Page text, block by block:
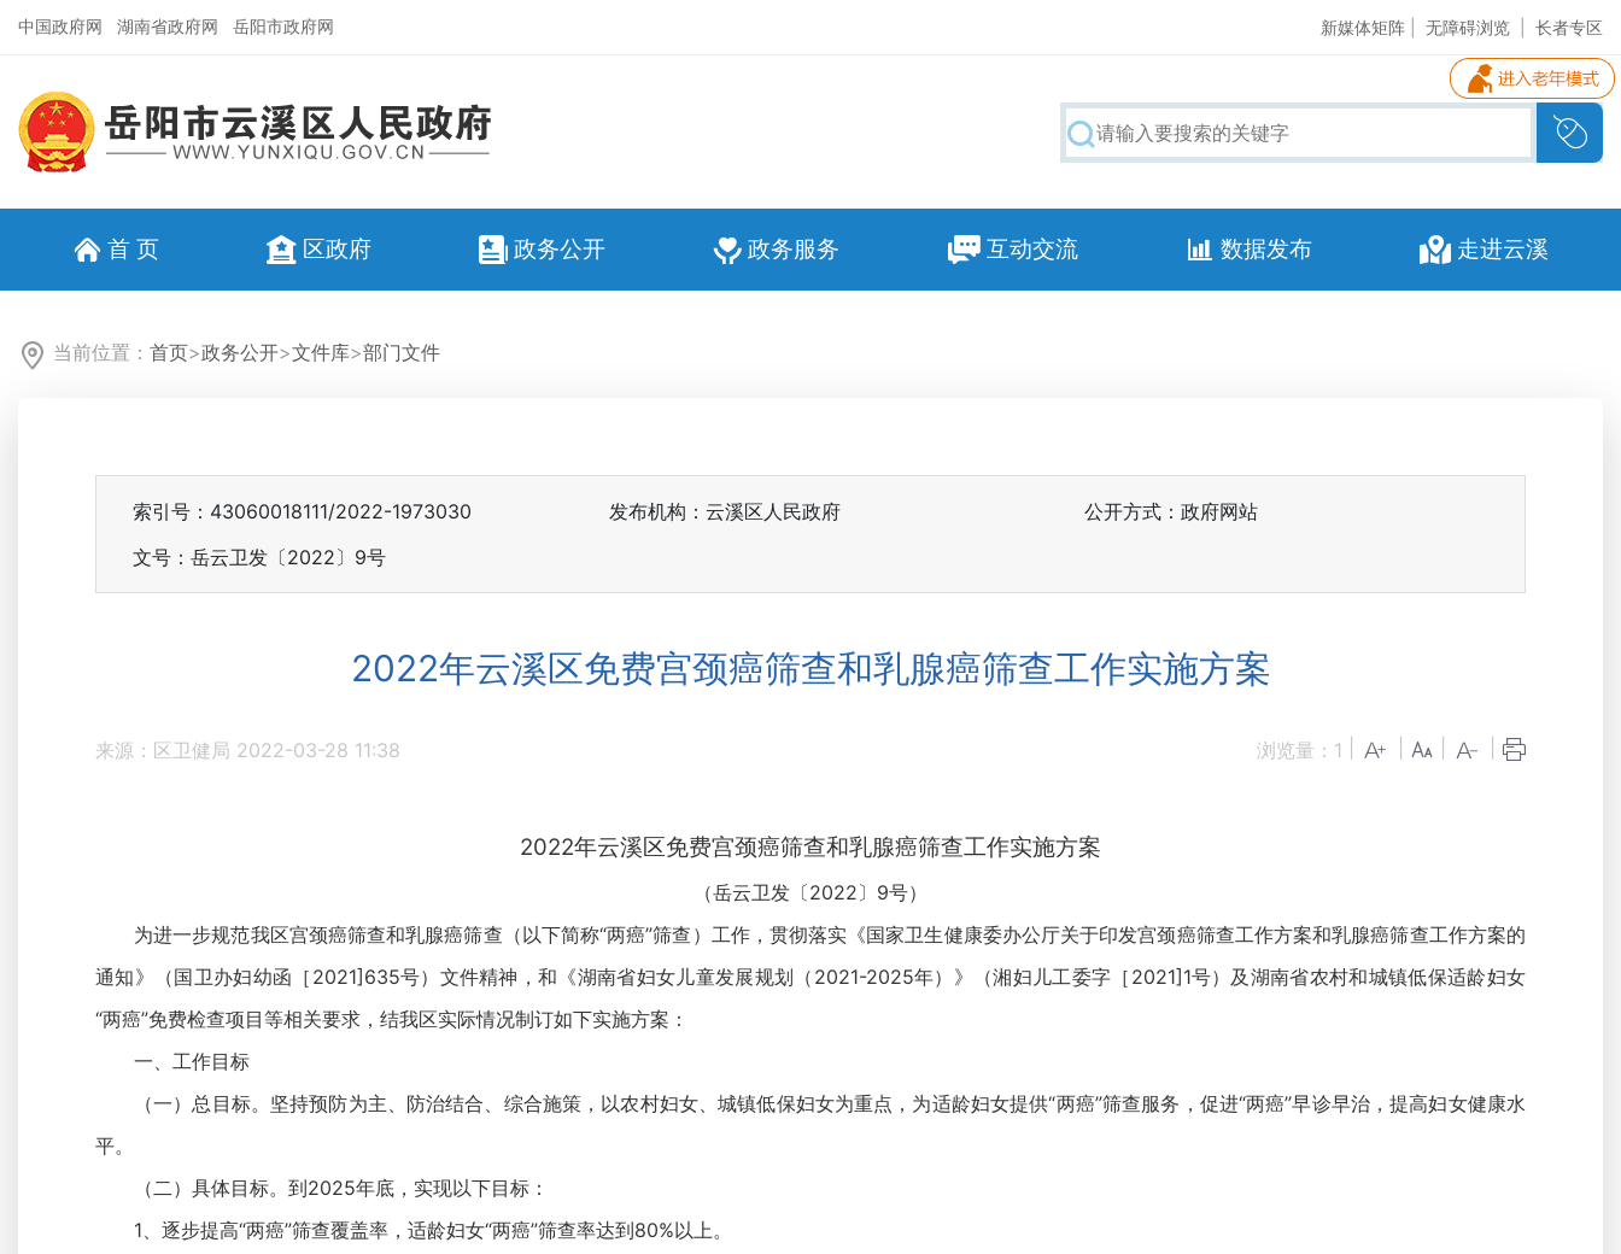
中国政府网 湖南省政府网 岳阳市政府网 新媒体矩阵 无障碍浏览 长者专区
首 页 区政府 政务公开 政务服务 互动交流 数据发布 走进云溪
当前位置： 首页>政务公开>文件库>部门文件
索引号：43060018111/2022-1973030 发布机构：云溪区人民政府
公开方式：政府网站
文号：岳云卫发〔2022〕9号
2022年云溪区免费宫颈癌筛查和乳腺癌筛查工作实施方案
来源：区卫健局 2022-03-28 11:38 浏览量： 1
2022年云溪区免费宫颈癌筛查和乳腺癌筛查工作实施方案
（岳云卫发〔2022〕9号）
为进一步规范我区宫颈癌筛查和乳腺癌筛查（以下简称“两癌”筛查）工作，贯彻落实《国家卫生健康委办公厅关于印发宫颈癌筛查工作方案和乳腺癌筛查工作方案的
通知》（国卫办妇幼函［2021]635号）文件精神，和《湖南省妇女儿童发展规划（2021-2025年）》（湘妇儿工委字［2021]1号）及湖南省农村和城镇低保适龄妇女
“两癌”免费检查项目等相关要求，结我区实际情况制订如下实施方案：
一、工作目标
（一）总目标。坚持预防为主、防治结合、综合施策，以农村妇女、城镇低保妇女为重点，为适龄妇女提供“两癌”筛查服务，促进“两癌”早诊早治，提高妇女健康水
平。
（二）具体目标。到2025年底，实现以下目标：
1、逐步提高“两癌”筛查覆盖率，适龄妇女“两癌”筛查率达到80%以上。